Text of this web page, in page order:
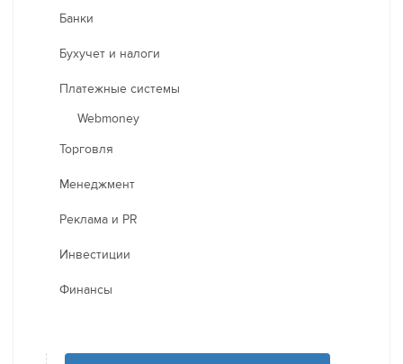
Банки
Бухучет и налоги
Платежные системы
Webmoney
Торговля
Менеджмент
Реклама и PR
Инвестиции
Финансы